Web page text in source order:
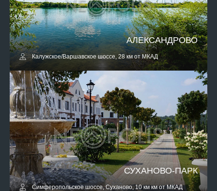
АЛЕКСАНДРОВО
Калужское/Варшавское шоссе, 28 км от МКАД
СУХАНОВО-ПАРК
Симферопольское шоссе, Суханово, 10 км км от МКАД